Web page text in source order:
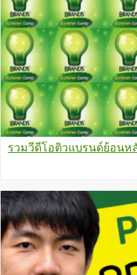
รวมวีดีโอติวแบรนด์ย้อนห